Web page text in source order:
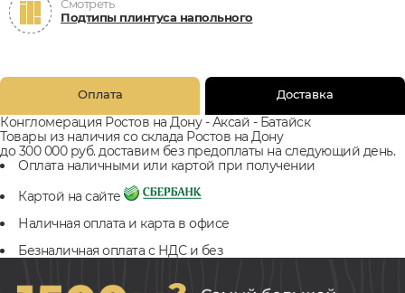
Смотреть
Подтипы плинтуса напольного
Оплата Доставка
Конгломерация Ростов на Дону - Аксай - Батайск
Товары из наличия со склада Ростов на Дону
до 300 000 руб. доставим без предоплаты на следующий день.
Оплата наличными или картой при получении
Картой на сайте
Наличная оплата и карта в офисе
Безналичная оплата с НДС и без